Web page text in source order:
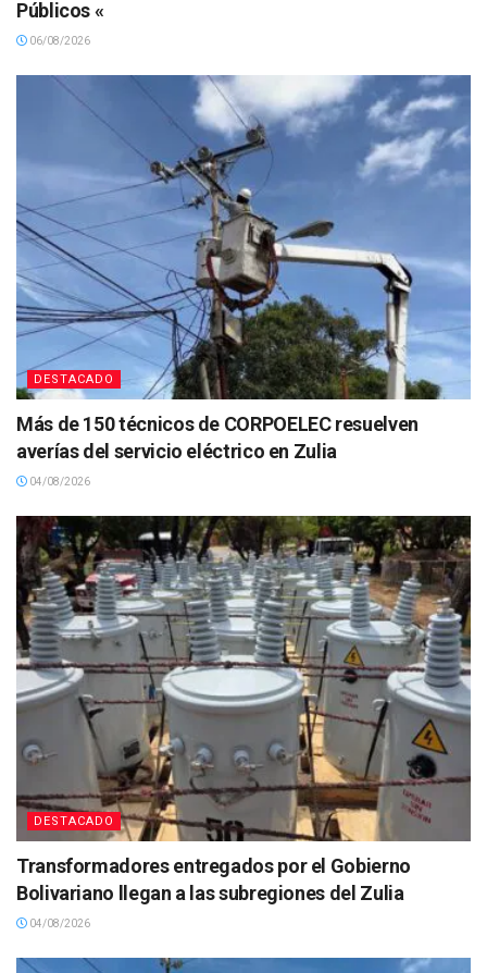
Públicos «
06/08/2026
DESTACADO
Más de 150 técnicos de CORPOELEC resuelven
averías del servicio eléctrico en Zulia
04/08/2026
DESTACADO
Transformadores entregados por el Gobierno
Bolivariano llegan a las subregiones del Zulia
04/08/2026